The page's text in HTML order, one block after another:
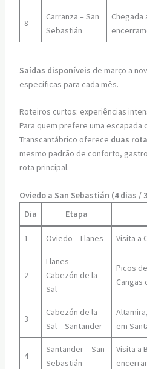
8
Carranza – San
Sebastián
Chegada
Saídas disponíveis de março a
específicas para cada mês.
Roteiros curtos: experiências
Para quem prefere uma escapada
Transcantábrico oferece duas
mesmo padrão de conforto,
rota principal.
Oviedo a San Sebastián (4 dias /
Dia
Etapa
1 Oviedo – Llanes Visita a
2
Llanes –
Cabezón de la
Sal
Picos
Cangas
3
Cabezón de la
Sal – Santander
em
4
Santander – San
Sebastián
Visita a